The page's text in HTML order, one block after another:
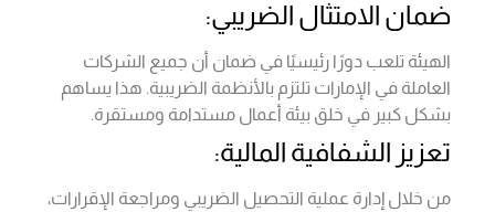
ضمان الامتثال الضريبي:
الهيئة تلعب دورًا رئيسيًا في ضمان أن جميع الشركات
العاملة في الإمارات تلتزم بالأنظمة الضريبية. هذا يساهم
بشكل كبير في خلق بيئة أعمال مستدامة ومستقرة.
تعزيز الشفافية المالية:
من خلال إدارة عملية التحصيل الضريبي ومراجعة الإقرارات،